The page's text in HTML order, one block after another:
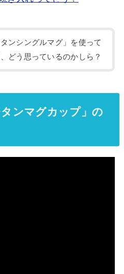
ンシングルマグ」を使って
どう思っているのかしら？
ンマグカップ」の